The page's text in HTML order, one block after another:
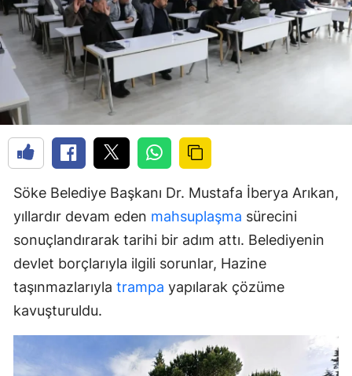
Söke Belediye Başkanı Dr. Mustafa İberya Arıkan,
yıllardır devam eden mahsuplaşma sürecini
sonuçlandırarak tarihi bir adım attı. Belediyenin
devlet borçlarıyla ilgili sorunlar, Hazine
taşınmazlarıyla trampa yapılarak çözüme
kavuşturuldu.